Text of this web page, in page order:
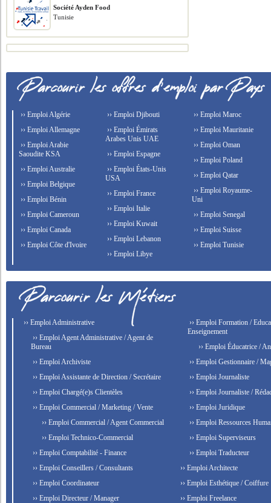
Société Ayden Food
Tunisie
›› Emploi Algérie
›› Emploi Allemagne
›› Emploi Arabie
Saoudite KSA
›› Emploi Australie
›› Emploi Belgique
›› Emploi Bénin
›› Emploi Cameroun
›› Emploi Canada
›› Emploi Côte d'Ivoire
›› Emploi Djibouti
›› Emploi Émirats
Arabes Unis UAE
›› Emploi Espagne
›› Emploi États-Unis
USA
›› Emploi France
›› Emploi Italie
›› Emploi Kuwait
›› Emploi Lebanon
›› Emploi Libye
›› Emploi Maroc
›› Emploi Mauritanie
›› Emploi Oman
›› Emploi Poland
›› Emploi Qatar
›› Emploi Royaume-
Uni
›› Emploi Senegal
›› Emploi Suisse
›› Emploi Tunisie
›› Emploi Administrative
›› Emploi Agent Administrative / Agent de
Bureau
›› Emploi Archiviste
›› Emploi Assistante de Direction / Secrétaire
›› Emploi Chargé(e)s Clientèles
›› Emploi Commercial / Marketing / Vente
›› Emploi Commercial / Agent Commercial
›› Emploi Technico-Commercial
›› Emploi Comptabilité - Finance
›› Emploi Conseillers / Consultants
›› Emploi Coordinateur
›› Emploi Directeur / Manager
›› Emploi Formation /
Enseignement
›› Emploi Éducatrice /
›› Emploi Gestionnaire /
›› Emploi Journaliste
›› Emploi Journaliste /
›› Emploi Juridique
›› Emploi Ressources
›› Emploi Superviseurs
›› Emploi Traducteur
›› Emploi Architecte
›› Emploi Esthétique / Coiffure
›› Emploi Freelance